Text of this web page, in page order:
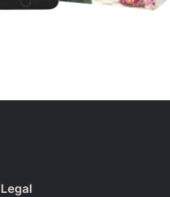
Legal